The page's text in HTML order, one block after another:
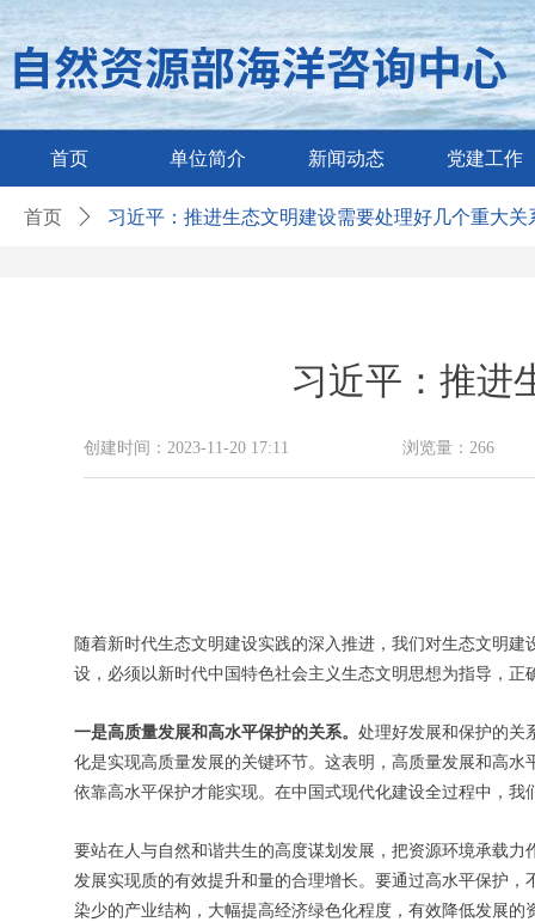
首页 单位简介 新闻动态 党建工作
习近平：推进
随着新时代生态文明建设实践的深入推进，我们对生态文明
设，必须以新时代中国特色社会主义生态文明思想为指导，正
一是高质量发展和高水平保护的关系。 处理好发展和保护的关
化是实现高质量发展的关键环节。这表明，高质量发展和高
依靠高水平保护才能实现。在中国式现代化建设全过程中，
要站在人与自然和谐共生的高度谋划发展，把资源环境承载
发展实现质的有效提升和量的合理增长。要通过高水平保护
染少的产业结构，大幅提高经济绿色化程度，有效降低发展
创建时间： 2023-11-20 17:11 浏览量： 266
首页 ꄲ 习近平：推进生态文明建设需要处理好几个重大关